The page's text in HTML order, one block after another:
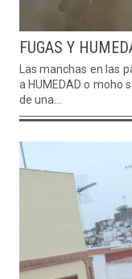
FUGAS Y
Las manchas en las
a HUMEDAD o moho
de una...